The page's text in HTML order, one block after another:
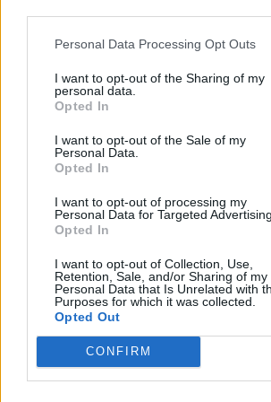
Personal Data Processing Opt Outs
I want to opt-out of the Sharing of my
personal data.
Opted In
I want to opt-out of the Sale of my
Personal Data.
Opted In
I want to opt-out of processing my
Personal Data for Targeted Advertising.
Opted In
I want to opt-out of Collection, Use,
Retention, Sale, and/or Sharing of my
Personal Data that Is Unrelated with
Purposes for which it was collected.
Opted Out
CONFIRM
Redação
Artigos relacionados
Seeking Adventure, um filme